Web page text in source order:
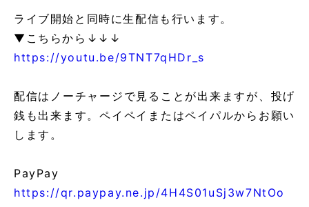
ライブ開始と同時に生配信も行います。
▼こちらから↓↓↓
https://youtu.be/9TNT7qHDr_s
配信はノーチャージで見ることが出来ますが、投げ
銭も出来ます。ペイペイまたはペイパルからお願い
します。
PayPay
https://qr.paypay.ne.jp/4H4S01uSj3w7NtOo